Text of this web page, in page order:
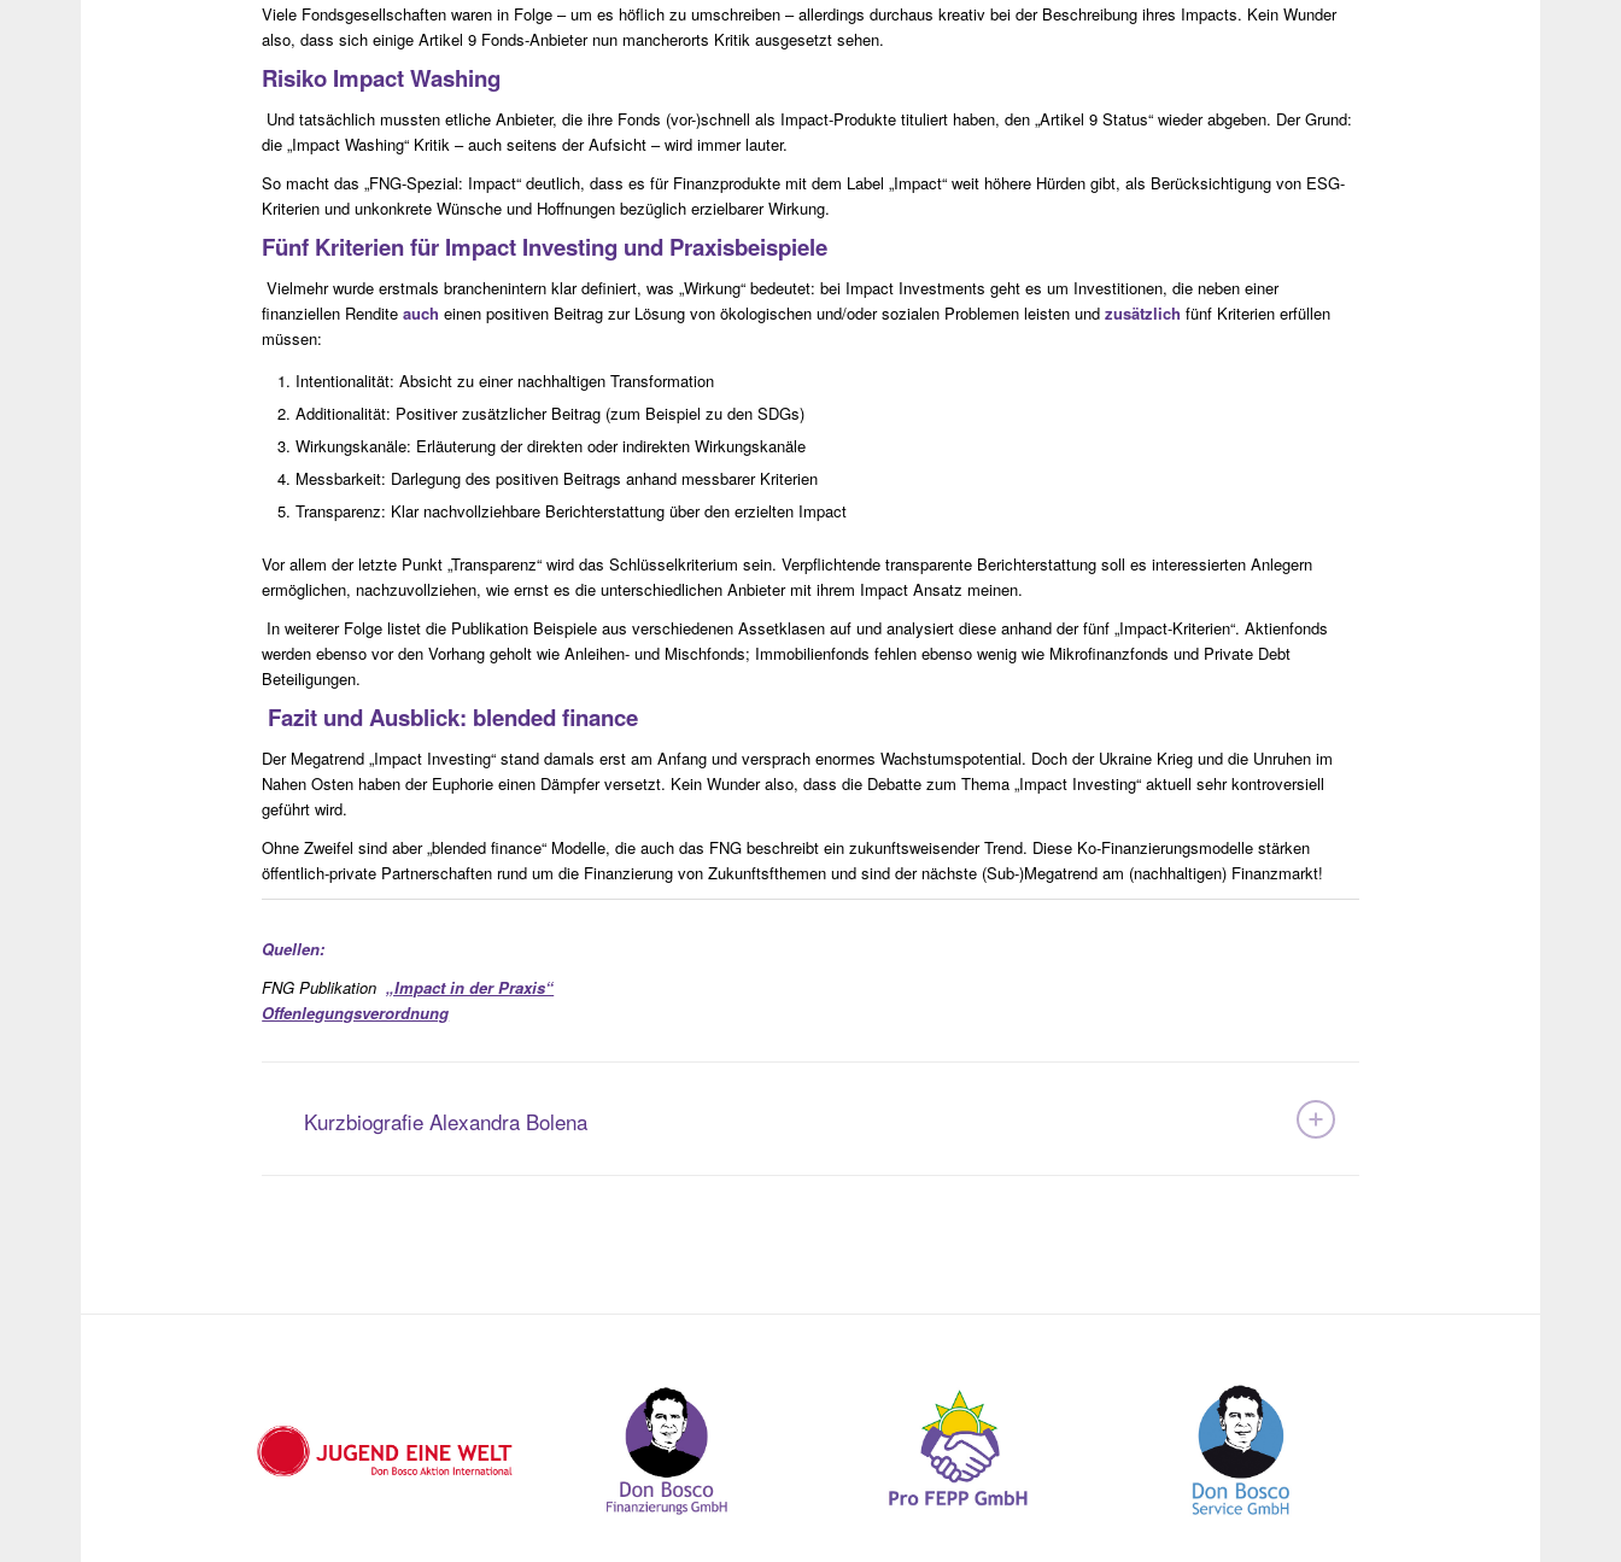
Viele Fondsgesellschaften waren in Folge – um es höflich zu umschreiben – allerdings durchaus kreativ bei der Beschreibung ihres Impacts. Kein Wunder
also, dass sich einige Artikel 9 Fonds-Anbieter nun mancherorts Kritik ausgesetzt sehen.
Risiko Impact Washing
Und tatsächlich mussten etliche Anbieter, die ihre Fonds (vor-)schnell als Impact-Produkte tituliert haben, den „Artikel 9 Status“ wieder abgeben. Der Grund:
die „Impact Washing“ Kritik – auch seitens der Aufsicht – wird immer lauter.
So macht das „FNG-Spezial: Impact“ deutlich, dass es für Finanzprodukte mit dem Label „Impact“ weit höhere Hürden gibt, als Berücksichtigung von ESG-
Kriterien und unkonkrete Wünsche und Hoffnungen bezüglich erzielbarer Wirkung.
Fünf Kriterien für Impact Investing und Praxisbeispiele
Vielmehr wurde erstmals branchenintern klar definiert, was „Wirkung“ bedeutet: bei Impact Investments geht es um Investitionen, die neben einer
finanziellen Renditeauch einen positiven Beitrag zur Lösung von ökologischen und/oder sozialen Problemen leisten undzusätzlich fünf Kriterien erfüllen
müssen:
Intentionalität: Absicht zu einer nachhaltigen Transformation
Additionalität: Positiver zusätzlicher Beitrag (zum Beispiel zu den SDGs)
Wirkungskanäle: Erläuterung der direkten oder indirekten Wirkungskanäle
Messbarkeit: Darlegung des positiven Beitrags anhand messbarer Kriterien
Transparenz: Klar nachvollziehbare Berichterstattung über den erzielten Impact
Vor allem der letzte Punkt „Transparenz“ wird das Schlüsselkriterium sein. Verpflichtende transparente Berichterstattung soll es interessierten Anlegern
ermöglichen, nachzuvollziehen, wie ernst es die unterschiedlichen Anbieter mit ihrem Impact Ansatz meinen.
In weiterer Folge listet die Publikation Beispiele aus verschiedenen Assetklasen auf und analysiert diese anhand der fünf „Impact-Kriterien“. Aktienfonds
werden ebenso vor den Vorhang geholt wie Anleihen- und Mischfonds; Immobilienfonds fehlen ebenso wenig wie Mikrofinanzfonds und Private Debt
Beteiligungen.
Fazit und Ausblick: blended finance
Der Megatrend „Impact Investing“ stand damals erst am Anfang und versprach enormes Wachstumspotential. Doch der Ukraine Krieg und die Unruhen im
Nahen Osten haben der Euphorie einen Dämpfer versetzt. Kein Wunder also, dass die Debatte zum Thema „Impact Investing“ aktuell sehr kontroversiell
geführt wird.
Ohne Zweifel sind aber „blended finance“ Modelle, die auch das FNG beschreibt ein zukunftsweisender Trend. Diese Ko-Finanzierungsmodelle stärken
öffentlich-private Partnerschaften rund um die Finanzierung von Zukunftsfthemen und sind der nächste (Sub-)Megatrend am (nachhaltigen) Finanzmarkt!
Quellen:
FNG Publikation„Impact in der Praxis“
Offenlegungsverordnung
Kurzbiografie Alexandra Bolena